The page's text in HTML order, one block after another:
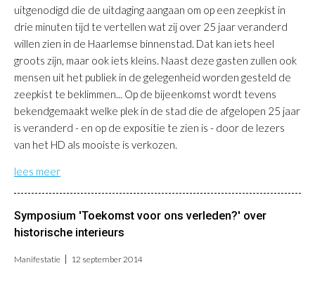
uitgenodigd die de uitdaging aangaan om op een zeepkist in
drie minuten tijd te vertellen wat zij over 25 jaar veranderd
willen zien in de Haarlemse binnenstad. Dat kan iets heel
groots zijn, maar ook iets kleins. Naast deze gasten zullen ook
mensen uit het publiek in de gelegenheid worden gesteld de
zeepkist te beklimmen... Op de bijeenkomst wordt tevens
bekendgemaakt welke plek in de stad die de afgelopen 25 jaar
is veranderd - en op de expositie te zien is - door de lezers
van het HD als mooiste is verkozen.
lees meer
Symposium 'Toekomst voor ons verleden?' over
historische interieurs
Manifestatie 12 september 2014